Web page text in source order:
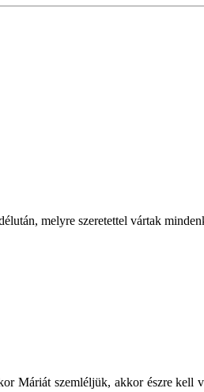
melyre szeretettel vártak
Máriát szemléljük, akkor észre